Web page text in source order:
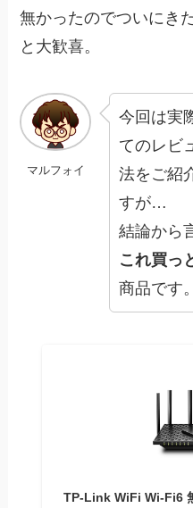
無かったのでついにき
と大歓喜。
マルフォイ
今回は実
てのレビ
法をご紹
すが…
結論から
これ買っ
商品です。
TP-Link WiFi Wi-Fi6